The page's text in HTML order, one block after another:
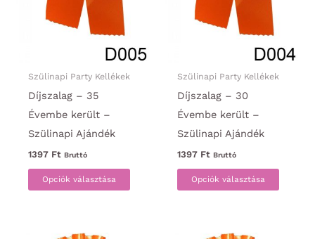
Szülinapi Party Kellékek
Díjszalag – 35
Évembe került –
Szülinapi Ajándék
1397 Ft Bruttó
Opciók választása
Ennek
a
Szülinapi Party Kellékek
Díjszalag – 30
Évembe került –
Szülinapi Ajándék
1397 Ft Bruttó
Opciók választása
Ennek
a